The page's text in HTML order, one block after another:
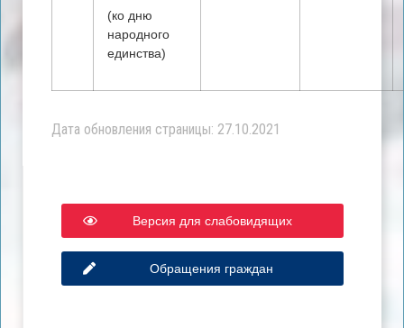
(ко дню
народного
единства)
Дата обновления страницы: 27.10.2021
Версия для слабовидящих
Обращения граждан